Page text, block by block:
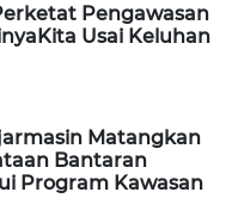
Pengawasan
Usai Keluhan
Matangkan
Bantaran
Program Kawasan